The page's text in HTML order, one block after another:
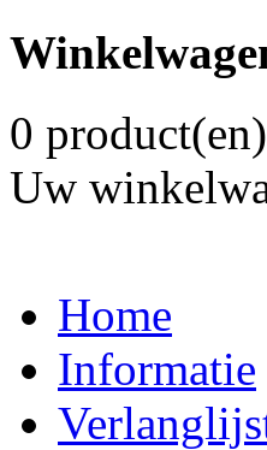
0
Uw
Home
Informatie